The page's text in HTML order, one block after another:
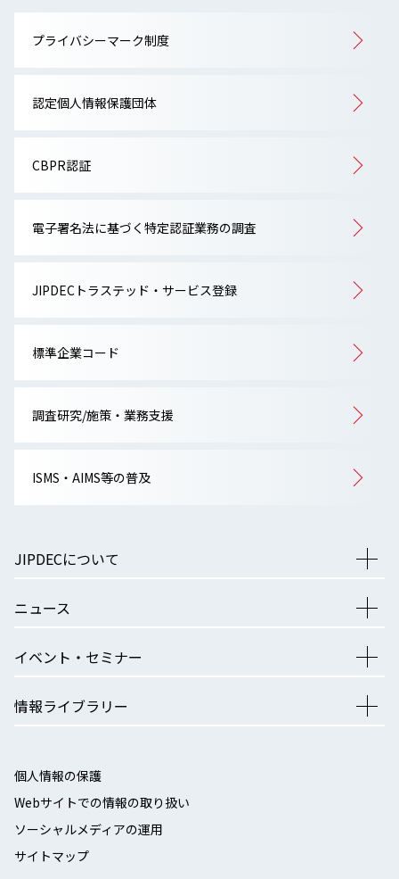
プライバシーマーク制度
認定個人情報保護団体
CBPR認証
電子署名法に基づく特定認証業務の調査
JIPDECトラステッド・サービス登録
標準企業コード
調査研究/施策・業務支援
ISMS・AIMS等の普及
JIPDECについて
ニュース
イベント・セミナー
情報ライブラリー
個人情報の保護
Webサイトでの情報の取り扱い
ソーシャルメディアの運用
サイトマップ